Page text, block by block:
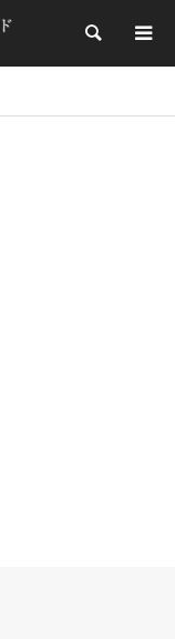
検索